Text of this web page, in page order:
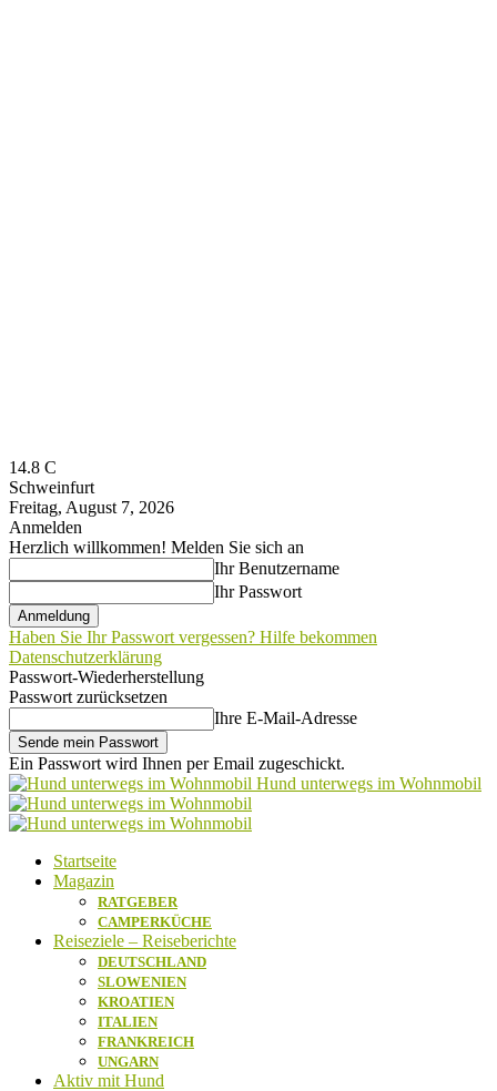
14.8 C
Schweinfurt
Freitag, August 7, 2026
Anmelden
Herzlich willkommen! Melden Sie sich an
Ihr Benutzername
Ihr Passwort
Haben Sie Ihr Passwort vergessen? Hilfe bekommen
Datenschutzerklärung
Passwort-Wiederherstellung
Passwort zurücksetzen
Ihre E-Mail-Adresse
Ein Passwort wird Ihnen per Email zugeschickt.
Hund unterwegs im Wohnmobil
Startseite
Magazin
RATGEBER
CAMPERKÜCHE
Reiseziele – Reiseberichte
DEUTSCHLAND
SLOWENIEN
KROATIEN
ITALIEN
FRANKREICH
UNGARN
Aktiv mit Hund